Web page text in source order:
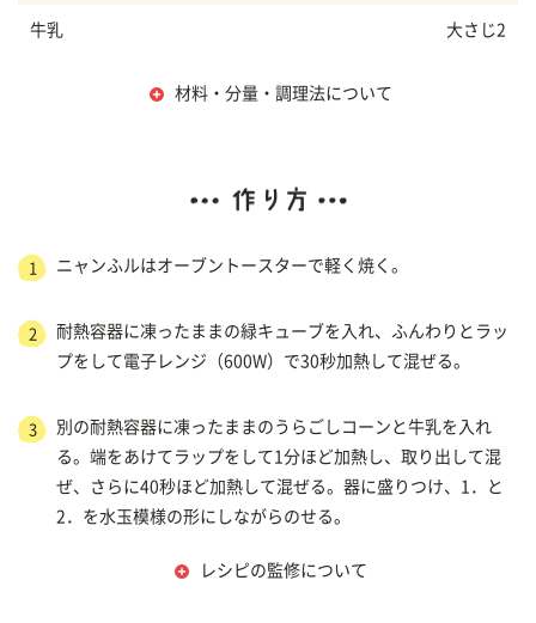
牛乳 大さじ2
材料・分量・調理法について
1 ニャンふルはオーブントースターで軽く焼く。
2
耐熱容器に凍ったままの緑キューブを入れ、ふんわりとラッ
プをして電子レンジ（600W）で30秒加熱して混ぜる。
3
別の耐熱容器に凍ったままのうらごしコーンと牛乳を入れ
る。端をあけてラップをして1分ほど加熱し、取り出して混
ぜ、さらに40秒ほど加熱して混ぜる。器に盛りつけ、1．と
2．を水玉模様の形にしながらのせる。
レシピの監修について